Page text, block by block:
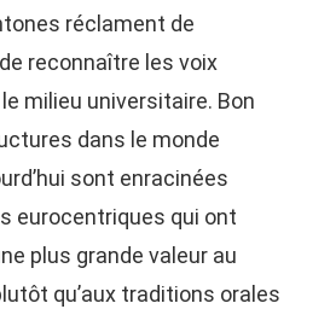
réclament de
reconnaître les voix
milieu universitaire. Bon
dans le monde
sont enracinées
eurocentriques qui ont
plus grande valeur au
qu’aux traditions orales